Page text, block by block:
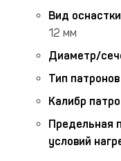
Вид оснастки
12 мм
Диаметр/
Тип патронов
Калибр
Предельная
условий